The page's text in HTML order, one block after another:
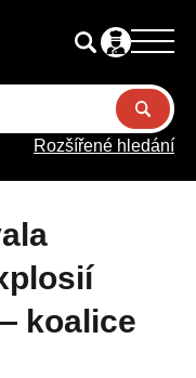
Rozšířené hledání
koalice